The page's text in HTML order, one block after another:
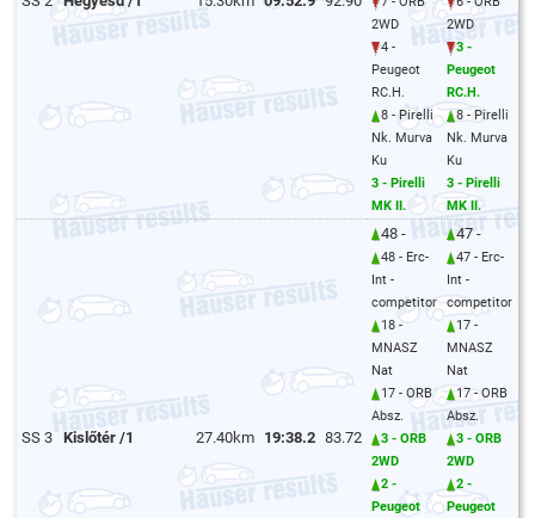
2WD
4 -
Peugeot
RC.H.
8 - Pirelli
Nk. Murva
Ku
3 - Pirelli
MK II.
2WD
3 -
Peugeot
RC.H.
8 - Pirelli
Nk. Murva
Ku
3 - Pirelli
MK II.
SS 3 Kislőtér /1 27.40km 19:38.2 83.72
48 -
48 - Erc-
Int -
competitor
18 -
MNASZ
Nat
17 - ORB
Absz.
3 - ORB
2WD
2 -
Peugeot
47 -
47 - Erc-
Int -
competitor
17 -
MNASZ
Nat
17 - ORB
Absz.
3 - ORB
2WD
2 -
Peugeot